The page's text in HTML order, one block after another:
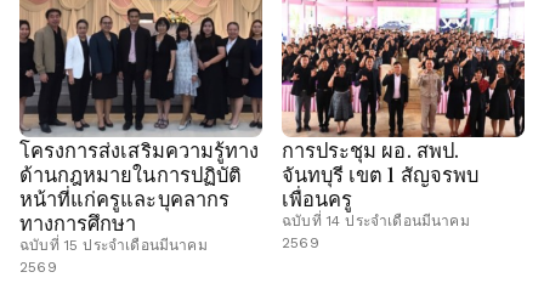
โครงการส่งเสริมความรู้ทาง
ด้านกฎหมายในการปฏิบัติ
หน้าที่แก่ครูและบุคลากร
ทางการศึกษา
ฉบับที่ 15 ประจำเดือนมีนาคม
2569
การประชุม ผอ. สพป.
จันทบุรี เขต 1 สัญจรพบ
เพื่อนครู
ฉบับที่ 14 ประจำเดือนมีนาคม
2569